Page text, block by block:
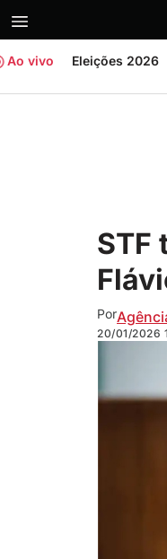
Ao vivo Eleições 2026
STF
Por
20/01/2026